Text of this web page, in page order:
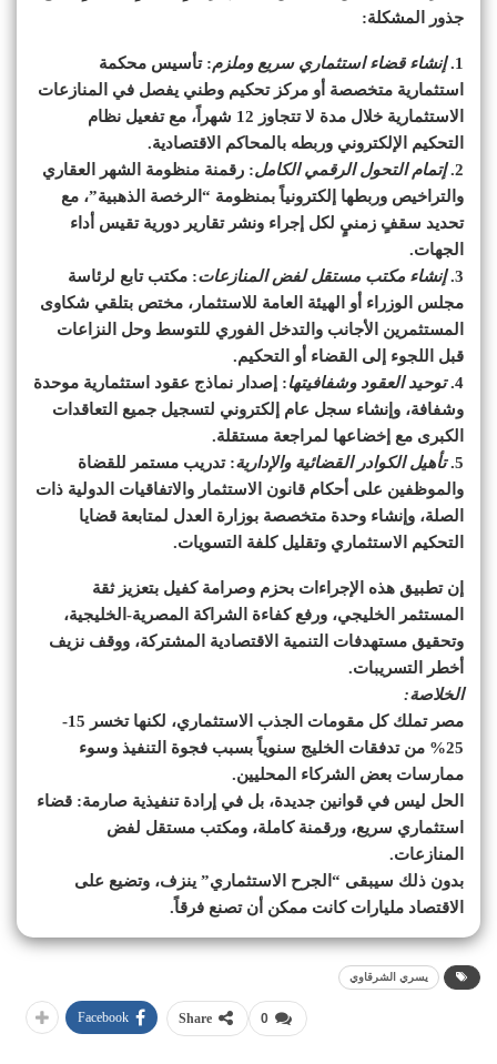
جذور المشكلة:
1. إنشاء قضاء استثماري سريع وملزم: تأسيس محكمة
استثمارية متخصصة أو مركز تحكيم وطني يفصل في المنازعات
الاستثمارية خلال مدة لا تتجاوز 12 شهراً، مع تفعيل نظام
التحكيم الإلكتروني وربطه بالمحاكم الاقتصادية.
2. إتمام التحول الرقمي الكامل: رقمنة منظومة الشهر العقاري
والتراخيص وربطها إلكترونياً بمنظومة “الرخصة الذهبية”، مع
تحديد سقفٍ زمنيٍ لكل إجراء ونشر تقارير دورية تقيس أداء
الجهات.
3. إنشاء مكتب مستقل لفض المنازعات: مكتب تابع لرئاسة
مجلس الوزراء أو الهيئة العامة للاستثمار، مختص بتلقي شكاوى
المستثمرين الأجانب والتدخل الفوري للتوسط وحل النزاعات
قبل اللجوء إلى القضاء أو التحكيم.
4. توحيد العقود وشفافيتها: إصدار نماذج عقود استثمارية موحدة
وشفافة، وإنشاء سجل عام إلكتروني لتسجيل جميع التعاقدات
الكبرى مع إخضاعها لمراجعة مستقلة.
5. تأهيل الكوادر القضائية والإدارية: تدريب مستمر للقضاة
والموظفين على أحكام قانون الاستثمار والاتفاقيات الدولية ذات
الصلة، وإنشاء وحدة متخصصة بوزارة العدل لمتابعة قضايا
التحكيم الاستثماري وتقليل كلفة التسويات.
إن تطبيق هذه الإجراءات بحزم وصرامة كفيل بتعزيز ثقة
المستثمر الخليجي، ورفع كفاءة الشراكة المصرية-الخليجية،
وتحقيق مستهدفات التنمية الاقتصادية المشتركة، ووقف نزيف
أخطر التسريبات.
الخلاصة:
مصر تملك كل مقومات الجذب الاستثماري، لكنها تخسر 15-
25% من تدفقات الخليج سنوياً بسبب فجوة التنفيذ وسوء
ممارسات بعض الشركاء المحليين.
الحل ليس في قوانين جديدة، بل في إرادة تنفيذية صارمة: قضاء
استثماري سريع، ورقمنة كاملة، ومكتب مستقل لفض
المنازعات.
بدون ذلك سيبقى “الجرح الاستثماري” ينزف، وتضيع على
الاقتصاد مليارات كانت ممكن أن تصنع فرقاً.
يسري الشرقاوي
0
Share
Facebook